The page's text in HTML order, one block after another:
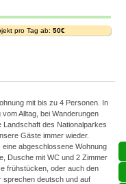
pro Tag ab: 50€
mit bis zu 4 Personen. In
Alltag, bei Wanderungen
Landschaft des Nationalparkes
Gäste immer wieder.
abgeschlossene Wohnung
Dusche mit WC und 2 Zimmer
frühstücken, oder auch den
sprechen deutsch und auf